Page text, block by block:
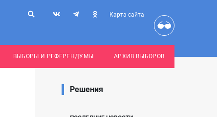
Карта сайта
ВЫБОРЫ И РЕФЕРЕНДУМЫ АРХИВ ВЫБОРОВ
Решения